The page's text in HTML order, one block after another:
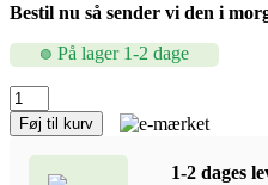
Bestil nu så sender vi den i
På lager 1-2 dage
Pink
Toyota
Tacoma
Pickup
Føj til kurv
1-2 dages